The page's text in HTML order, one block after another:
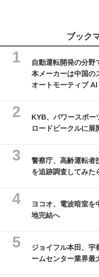
ブック
自動運転開発の分野
本メーカーは中国の
オートモーティブ AI
KYB、パワースポー
ロードビークルに展
警察庁、高齢運転
を追跡調査してみ
ヨコオ、電波暗室
地完結へ
ジョイフル本田、
ームセンター業界最